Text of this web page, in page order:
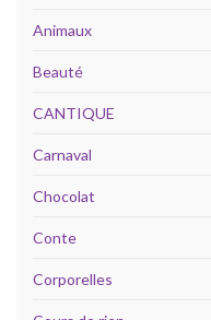
Animaux
Beauté
CANTIQUE
Carnaval
Chocolat
Conte
Corporelles